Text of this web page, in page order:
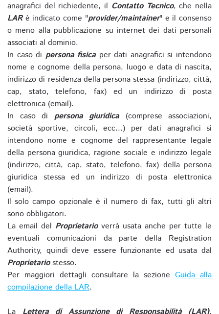
anagrafici del richiedente, il Contatto Tecnico, che nella
LARè indicato come "provider/maintainer" e il consenso
o meno alla pubblicazione su internet dei dati personali
associati al dominio.
In caso di persona fisicaper dati anagrafici si intendono
nome e cognome della persona, luogo e data di nascita,
indirizzo di residenza della persona stessa (indirizzo, città,
cap, stato, telefono, fax) ed un indirizzo di posta
elettronica (email).
In caso di persona giuridica(comprese associazioni,
società sportive, circoli, ecc...) per dati anagrafici si
intendono nome e cognome del rappresentante legale
della persona giuridica, ragione sociale e indirizzo legale
(indirizzo, città, cap, stato, telefono, fax) della persona
giuridica stessa ed un indirizzo di posta elettronica
(email).
Il solo campo opzionale è il numero di fax, tutti gli altri
sono obbligatori.
La email del Proprietarioverrà usata anche per tutte le
eventuali comunicazioni da parte della Registration
Authority, quindi deve essere funzionante ed usata dal
Proprietariostesso.
Per maggiori dettagli consultare la sezione Guida alla
compilazione della LAR.